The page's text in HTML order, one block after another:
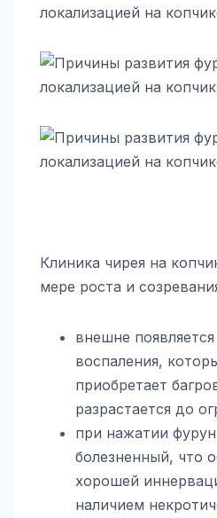
Клиника чирея на
мере роста и
внешне
воспаления,
приобретает
разрастается до
при нажатии
болезненный, что
хорошей
наличием